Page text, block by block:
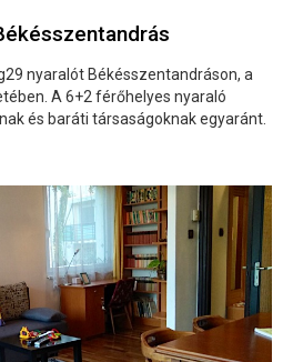
nyaralót Békésszentandráson, a
A 6+2 férőhelyes nyaraló
és baráti társaságoknak egyaránt.